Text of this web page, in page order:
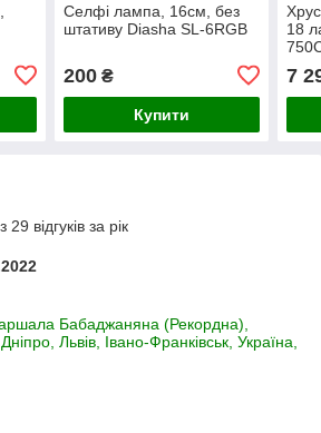
Селфі лампа, 16см, без
штативу Diasha SL-6RGB
200₴
Купити
18
7
відгуків за рік
Бабаджаняна (Рекордна),
Львів, Івано-Франківськ, Україна,